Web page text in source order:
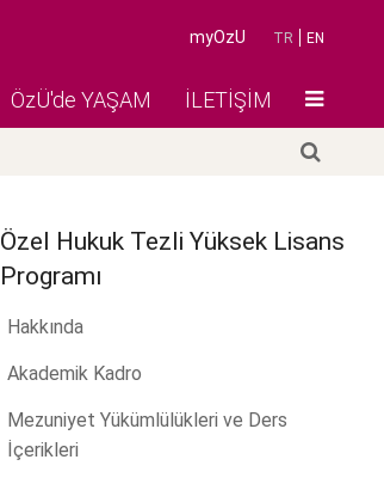
TR EN
myOzU
ÖzÜ'de YAŞAM İLETİŞİM
Özel Hukuk Tezli Yüksek Lisans
Programı
Hakkında
Akademik Kadro
Mezuniyet Yükümlülükleri ve Ders
İçerikleri